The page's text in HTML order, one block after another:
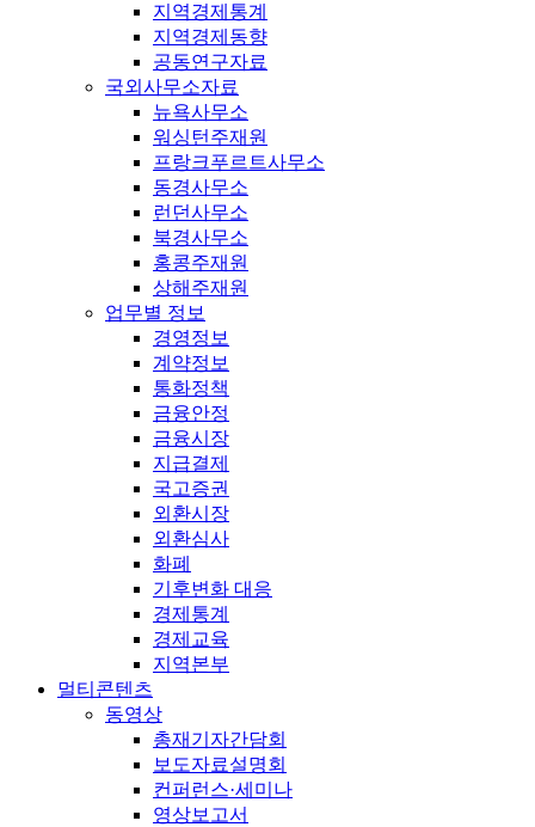
지역경제통계
지역경제동향
공동연구자료
국외사무소자료
뉴욕사무소
워싱턴주재원
프랑크푸르트사무소
동경사무소
런던사무소
북경사무소
홍콩주재원
상해주재원
업무별 정보
경영정보
계약정보
통화정책
금융안정
금융시장
지급결제
국고증권
외환시장
외환심사
화폐
기후변화 대응
경제통계
경제교육
지역본부
멀티콘텐츠
동영상
총재기자간담회
보도자료설명회
컨퍼런스·세미나
영상보고서